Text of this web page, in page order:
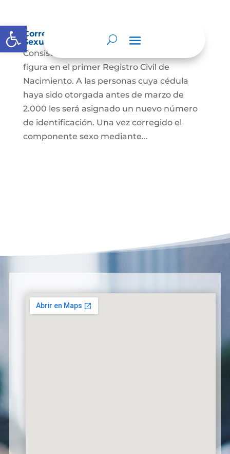
Abrir barra de herramientas
Corrección Componente de Identidad
Sexual en el Registro Civil de Nacimiento
Consiste en el cambio legal del sexo que
figura en el primer Registro Civil de
Nacimiento. A las personas cuya cédula
haya sido otorgada antes de marzo de
2.000 les será asignado un nuevo número
de identificación. Una vez corregido el
componente sexo mediante...